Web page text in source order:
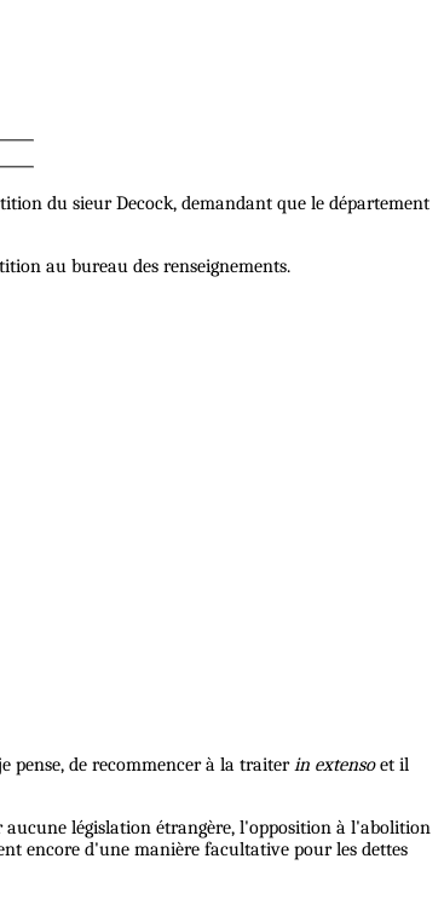
du sieur Decock, demandant que le département
au bureau des renseignements.
pense, de recommencer à la traiterin extensoet il
aucune législation étrangère, l'opposition à l'abolition
encore d'une manière facultative pour les dettes